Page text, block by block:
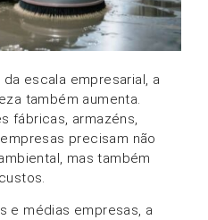
escala empresarial, a
também aumenta.
fábricas, armazéns,
precisam não
mas também
e médias empresas, a